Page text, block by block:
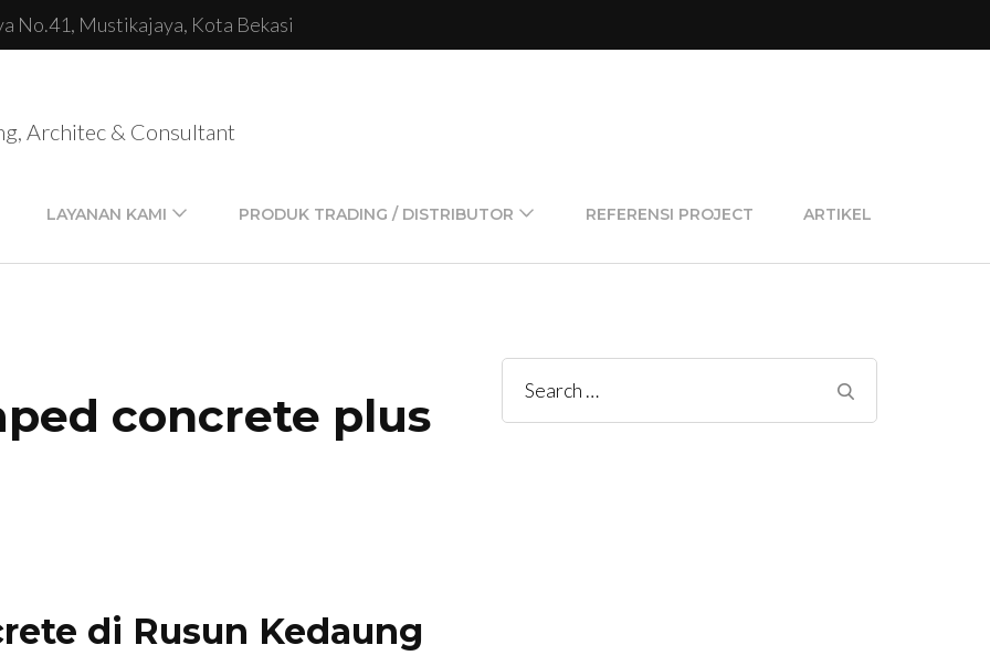
No.41, Mustikajaya, Kota Bekasi
Architec & Consultant
LAYANAN KAMI PRODUK TRADING / DISTRIBUTOR REFERENSI PROJECT ARTIKEL
concrete plus
di Rusun Kedaung
Search
for: